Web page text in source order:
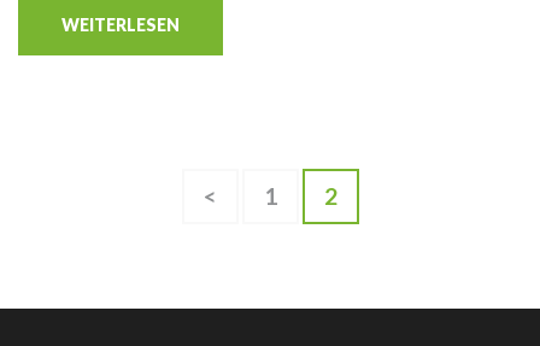
WEITERLESEN
Seitennummerierung
< Seite
1 Seite
2